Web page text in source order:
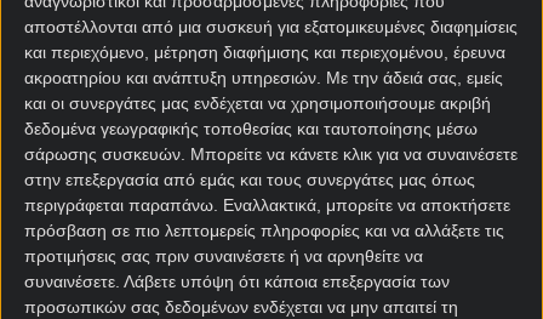
αποστέλλονται από μια συσκευή για εξατομικευμένες διαφημίσεις
και περιεχόμενο, μέτρηση διαφήμισης και περιεχομένου, έρευνα
ακροατηρίου και ανάπτυξη υπηρεσιών. Με την άδειά σας, εμείς
και οι συνεργάτες μας ενδέχεται να χρησιμοποιήσουμε ακριβή
δεδομένα γεωγραφικής τοποθεσίας και ταυτοποίησης μέσω
σάρωσης συσκευών. Μπορείτε να κάνετε κλικ για να συναινέσετε
στην επεξεργασία από εμάς και τους συνεργάτες μας όπως
περιγράφεται παραπάνω. Εναλλακτικά, μπορείτε να αποκτήσετε
πρόσβαση σε πιο λεπτομερείς πληροφορίες και να αλλάξετε τις
προτιμήσεις σας πριν συναινέσετε ή να αρνηθείτε να
συναινέσετε. Λάβετε υπόψη ότι κάποια επεξεργασία των
προσωπικών σας δεδομένων ενδέχεται να μην απαιτεί τη
Για τους πιο παλιούς, αυτό το ζευγάρι θα τους
φαίνεται γνώριμο κι όχι άδικα. Το 2010 οι δύο
ομάδες είχαν αναμετρηθεί ξανά στην πρεμιέρα της
διοργάνωσης, με τη Νότια Αφρική να είναι τότε η
οικοδέσποινα.
Το να ζήσουμε ξανά το«ντεζαβού» της πρεμιέρας
είναι κάτι το οποίο υπάρχει στιςστοιχηματικές
εταιρίεςκαι μάλιστα… δείχνει τον νικητή του
Μουντιάλ 2026! Αλλά αυτό είναι άλλη κουβέντα.